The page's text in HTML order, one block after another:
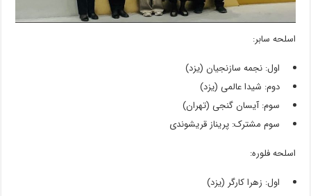
اسلحه سابر:
اول: نجمه سازنجیان (یزد)
دوم: شیدا عالمی (یزد)
سوم: آیسان گنجی (تهران)
سوم مشترک: پریناز قریشوندی
اسلحه فلوره:
اول: زهرا کارگر (یزد)